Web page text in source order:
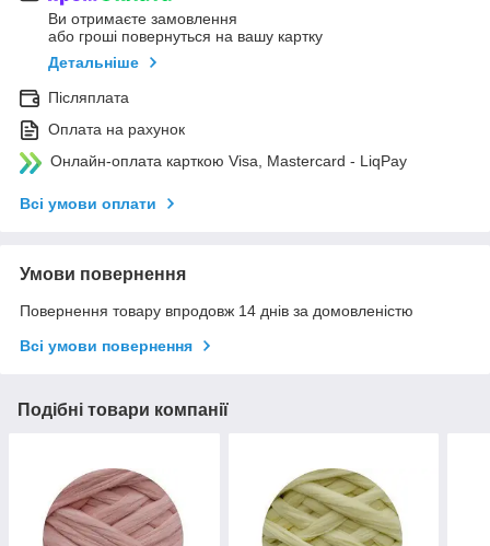
Ви отримаєте замовлення
або гроші повернуться на вашу картку
Детальніше
Післяплата
Оплата на рахунок
Онлайн-оплата карткою Visa, Mastercard - LiqPay
Всі умови оплати
Умови повернення
Повернення товару впродовж 14 днів за домовленістю
Всі умови повернення
Подібні товари компанії